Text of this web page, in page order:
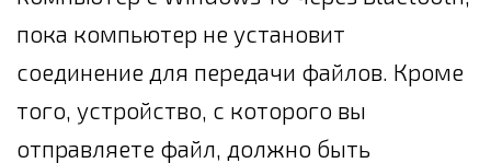
пока компьютер не установит
соединение для передачи файлов. Кроме
того, устройство, с которого вы
отправляете файл, должно быть